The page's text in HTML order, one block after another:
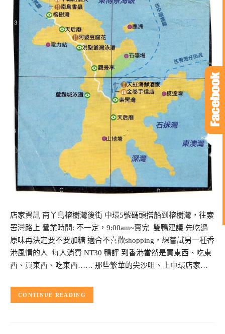
店家資訊 南丫島榕樹灣後街 中環5號碼頭搭船到榕樹灣，往索
罟灣路上 營業時間: 不一定，9:00am~賣完 雙鴨建議 先吃過
原味再決定要不要加糖 適合不喜歡shopping，想嘗試另一種香
港風情的人 每人消費 NT30 鴨評 到香港當然是買東西、吃東
西、買東西、吃東西…… 那些繁華的尖沙咀、上中環店家…
CONTINUE READING